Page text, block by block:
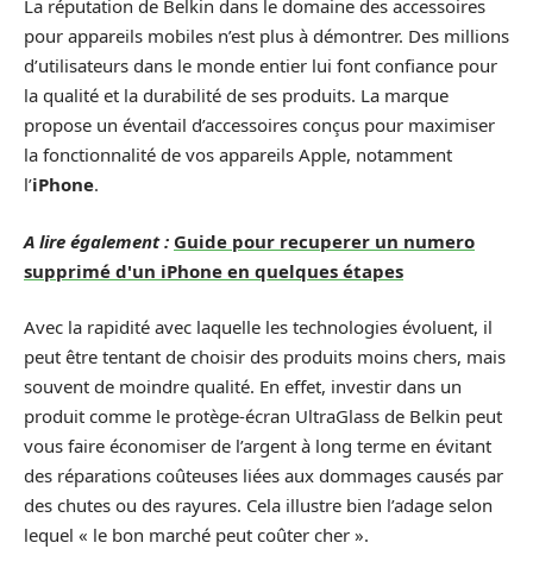
La réputation de Belkin dans le domaine des accessoires
pour appareils mobiles n’est plus à démontrer. Des millions
d’utilisateurs dans le monde entier lui font confiance pour
la qualité et la durabilité de ses produits. La marque
propose un éventail d’accessoires conçus pour maximiser
la fonctionnalité de vos appareils Apple, notamment
l’iPhone.
A lire également : Guide pour recuperer un numero
supprimé d'un iPhone en quelques étapes
Avec la rapidité avec laquelle les technologies évoluent, il
peut être tentant de choisir des produits moins chers, mais
souvent de moindre qualité. En effet, investir dans un
produit comme le protège-écran UltraGlass de Belkin peut
vous faire économiser de l’argent à long terme en évitant
des réparations coûteuses liées aux dommages causés par
des chutes ou des rayures. Cela illustre bien l’adage selon
lequel « le bon marché peut coûter cher ».